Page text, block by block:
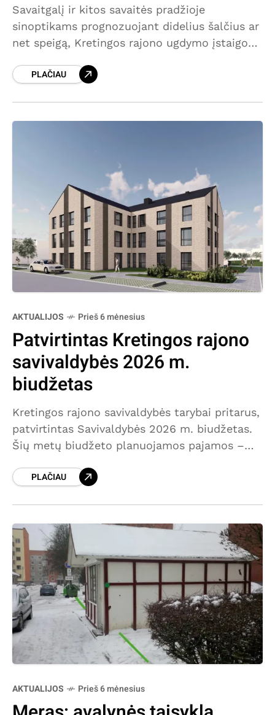
Savaitgalį ir kitos savaitės pradžioje
sinoptikams prognozuojant didelius šalčius ar
net speigą, Kretingos rajono ugdymo įstaigose
duomenimis, šalčiausias turėtų būti
PLAČIAU
AKTUALIJOS Prieš 6 mėnesius
Patvirtintas Kretingos rajono
savivaldybės 2026 m.
biudžetas
Kretingos rajono savivaldybės tarybai pritarus,
patvirtintas Savivaldybės 2026 m. biudžetas.
Šių metų biudžeto planuojamos pajamos –
eurų. Šis biudžetas 13 procentų
PLAČIAU
AKTUALIJOS Prieš 6 mėnesius